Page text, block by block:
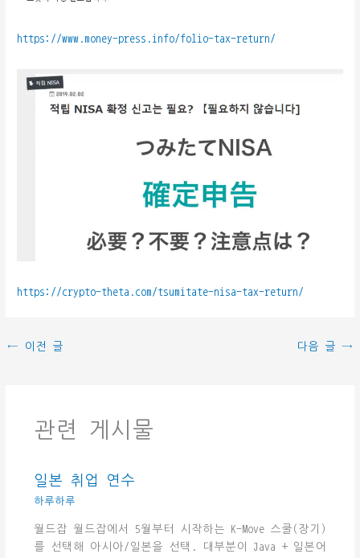
https://www.money-press.info/folio-tax-return/
https://crypto-theta.com/tsumitate-nisa-tax-return/
← 이전 글 다음 글 →
관련 게시물
일본 취업 연수
하루하루
월드잡 월드잡에서 5월부터 시작하는 K-Move 스쿨(장기)
를 선택해 아시아/일본을 선택. 대부분이 Java + 일본어